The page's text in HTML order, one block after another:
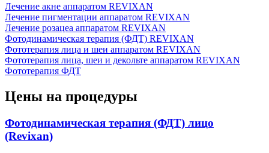
Лечение акне аппаратом REVIXAN
Лечение пигментации аппаратом REVIXAN
Лечение розацеа аппаратом REVIXAN
Фотодинамическая терапия (ФДТ) REVIXAN
Фототерапия лица и шеи аппаратом REVIXAN
Фототерапия лица, шеи и декольте аппаратом REVIXAN
Фототерапия ФДТ
Цены на процедуры
Фотодинамическая терапия (ФДТ) лицо
(Revixan)